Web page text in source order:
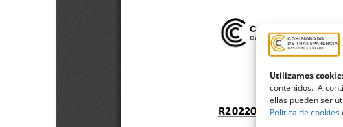
Utilizamos
contenidos. A
ellas pueden ser
Política de cookies